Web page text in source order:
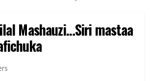
Mashauzi…Siri mastaa